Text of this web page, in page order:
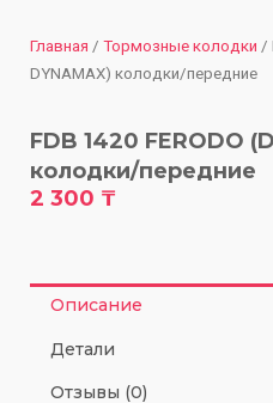
Главная / Тормозные колодки /
DYNAMAX) колодки/передние
FDB 1420 FERODO
колодки/передние
2 300 ₸
Описание
Детали
Отзывы (0)